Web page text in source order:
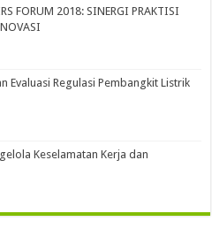
FORUM 2018: SINERGI PRAKTISI
Evaluasi Regulasi Pembangkit Listrik
Keselamatan Kerja dan